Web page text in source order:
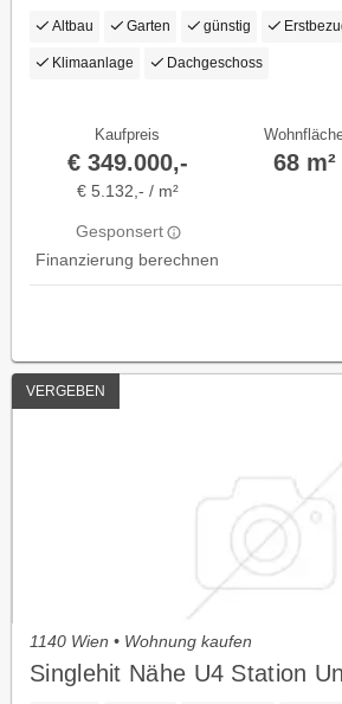
Bahnhof
Altbau Garten günstig
Klimaanlage Dachgeschoss
Kaufpreis
€ 349.000,-
€ 5.132,- / m²
Gesponsert
Finanzierung berechnen
68 m²
VERGEBEN
1140 Wien • Wohnung kaufen
Singlehit Nähe U4 Station